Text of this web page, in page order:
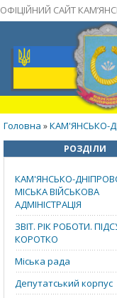
ОФІЦІЙНИЙ САЙТ
Головна »КАМ'ЯНСЬКО-
РОЗДІЛИ
КАМ'ЯНСЬКО-
МІСЬКА ВІЙСЬКОВА
АДМІНІСТРАЦІЯ
ЗВІТ. РІК РОБОТИ.
КОРОТКО
Міська рада
Депутатський корпус